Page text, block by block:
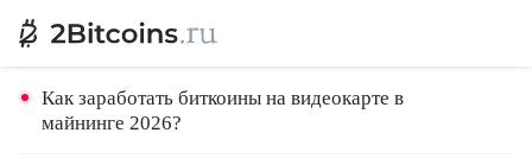
Как заработать биткоины на видеокарте в
майнинге 2026?